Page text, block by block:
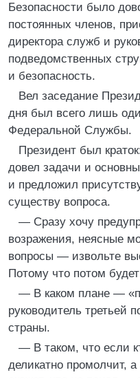
Безопасности было
постоянных членов,
директора служб и
подведомственных
и безопасность.
Вел заседание
дня был всего лишь
Федеральной Службы.
Президент был
довел задачи и
и предложил
существу вопроса.
— Сразу хочу
возражения, неясные
вопросы — извольте
Потому что потом
— В каком плане —
руководитель третьей
страны.
— В таком, что если
деликатно промолчит,